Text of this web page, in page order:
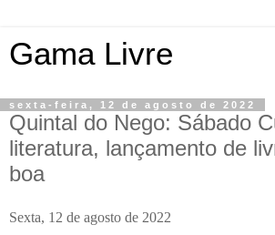
Gama Livre
sexta-feira, 12 de agosto de 2022
Quintal do Nego: Sábado
literatura, lançamento de
boa
Sexta, 12 de agosto de 2022